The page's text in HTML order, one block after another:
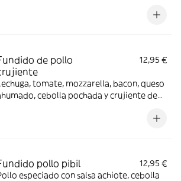
de pollo
12,95 €
tomate, mozzarella, bacon, queso
cebolla pochada y crujiente de
pollo pibil
12,95 €
especiado con salsa achiote, cebolla